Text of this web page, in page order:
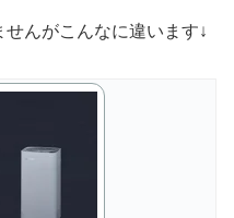
せんがこんなに違います↓